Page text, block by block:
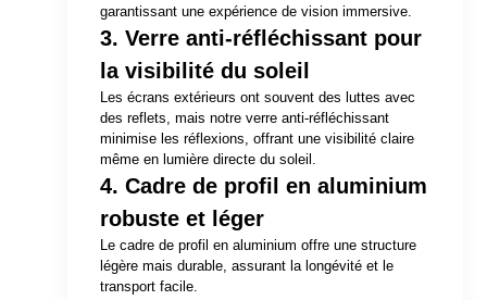
garantissant une expérience de vision immersive.
3. Verre anti-réfléchissant pour
la visibilité du soleil
Les écrans extérieurs ont souvent des luttes avec
des reflets, mais notre verre anti-réfléchissant
minimise les réflexions, offrant une visibilité claire
même en lumière directe du soleil.
4. Cadre de profil en aluminium
robuste et léger
Le cadre de profil en aluminium offre une structure
légère mais durable, assurant la longévité et le
transport facile.